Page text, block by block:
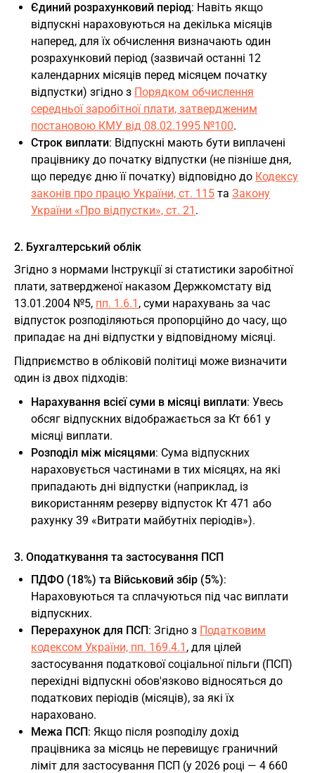
Єдиний розрахунковий період: Навіть якщо
відпускні нараховуються на декілька місяців
наперед, для їх обчислення визначають один
розрахунковий період (зазвичай останні 12
календарних місяців перед місяцем початку
відпустки) згідно з Порядком обчислення
середньої заробітної плати, затвердженим
постановою КМУ від 08.02.1995 №100.
Строк виплати: Відпускні мають бути виплачені
працівнику до початку відпустки (не пізніше дня,
що передує дню її початку) відповідно до Кодексу
законів про працю України, ст. 115 та Закону
України «Про відпустки», ст. 21 .
2. Бухгалтерський облік
Згідно з нормами Інструкції зі статистики заробітної
плати, затвердженої наказом Держкомстату від
13.01.2004 №5, пп. 1.6.1 , суми нарахувань за час
відпусток розподіляються пропорційно до часу, що
припадає на дні відпустки у відповідному місяці.
Підприємство в обліковій політиці може визначити
один із двох підходів:
Нарахування всієї суми в місяці виплати: Увесь
обсяг відпускних відображається за Кт 661 у
місяці виплати.
Розподіл між місяцями: Сума відпускних
нараховується частинами в тих місяцях, на які
припадають дні відпустки (наприклад, із
використанням резерву відпусток Кт 471 або
рахунку 39 «Витрати майбутніх періодів»).
3. Оподаткування та застосування ПСП
ПДФО (18%) та Військовий збір (5%):
Нараховуються та сплачуються під час виплати
відпускних.
Перерахунок для ПСП: Згідно з Податковим
кодексом України, пп. 169.4.1 , для цілей
застосування податкової соціальної пільги (ПСП)
перехідні відпускні обов'язково відносяться до
податкових періодів (місяців), за які їх
нараховано.
Межа ПСП: Якщо після розподілу дохід
працівника за місяць не перевищує граничний
ліміт для застосування ПСП (у 2026 році — 4 660